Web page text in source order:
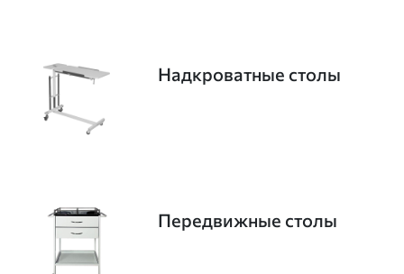
Надкроватные столы
Передвижные столы